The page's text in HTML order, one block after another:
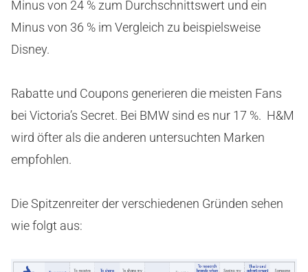
Minus von 24 % zum Durchschnittswert und ein
Minus von 36 % im Vergleich zu beispielsweise
Disney.
Rabatte und Coupons generieren die meisten Fans
bei Victoria’s Secret. Bei BMW sind es nur 17 %. H&M
wird öfter als die anderen untersuchten Marken
empfohlen.
Die Spitzenreiter der verschiedenen Gründen sehen
wie folgt aus: